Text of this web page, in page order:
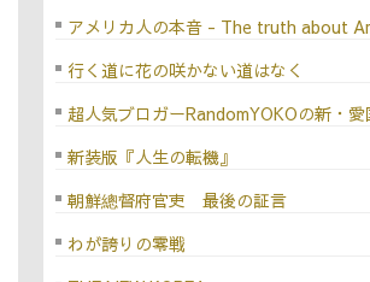
アメリカ人の本音 - The truth about
行く道に花の咲かない道はなく
超人気ブロガーRandomYOKOの新・愛
新装版『人生の転機』
朝鮮總督府官吏 最後の証言
わが誇りの零戦